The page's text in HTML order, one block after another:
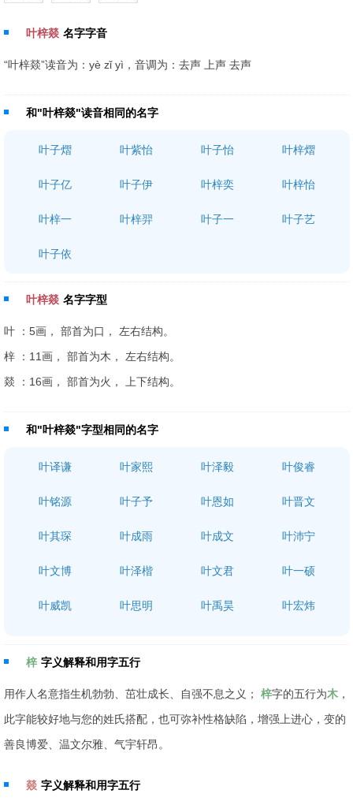
叶梓燚 名字字音
“叶梓燚”读音为：yè zǐ yì，音调为：去声 上声 去声
和"叶梓燚"读音相同的名字
叶子熠 叶紫怡 叶子怡 叶梓熠
叶子亿 叶子伊 叶梓奕 叶梓怡
叶梓一 叶梓羿 叶子一 叶子艺
叶子依
叶梓燚 名字字型
叶 ：5画， 部首为口， 左右结构。
梓 ：11画， 部首为木， 左右结构。
燚 ：16画， 部首为火， 上下结构。
和"叶梓燚"字型相同的名字
叶译谦 叶家熙 叶泽毅 叶俊睿
叶铭源 叶子予 叶恩如 叶晋文
叶其琛 叶成雨 叶成文 叶沛宁
叶文博 叶泽楷 叶文君 叶一硕
叶威凯 叶思明 叶禹昊 叶宏炜
梓 字义解释和用字五行
用作人名意指生机勃勃、茁壮成长、自强不息之义； 梓字的五行为木 ，
此字能较好地与您的姓氏搭配，也可弥补性格缺陷，增强上进心，变的
善良博爱、温文尔雅、气宇轩昂。
燚 字义解释和用字五行